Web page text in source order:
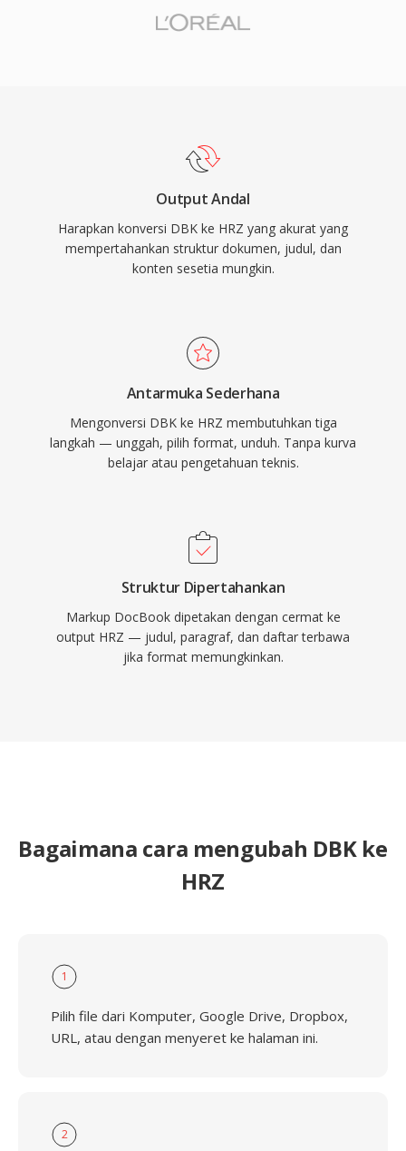
Output Andal
Harapkan konversi DBK ke HRZ yang akurat yang
mempertahankan struktur dokumen, judul, dan
konten sesetia mungkin.
Antarmuka Sederhana
Mengonversi DBK ke HRZ membutuhkan tiga
langkah — unggah, pilih format, unduh. Tanpa kurva
belajar atau pengetahuan teknis.
Struktur Dipertahankan
Markup DocBook dipetakan dengan cermat ke
output HRZ — judul, paragraf, dan daftar terbawa
jika format memungkinkan.
Bagaimana cara mengubah DBK ke
HRZ
1
Pilih file dari Komputer, Google Drive, Dropbox,
URL, atau dengan menyeret ke halaman ini.
2